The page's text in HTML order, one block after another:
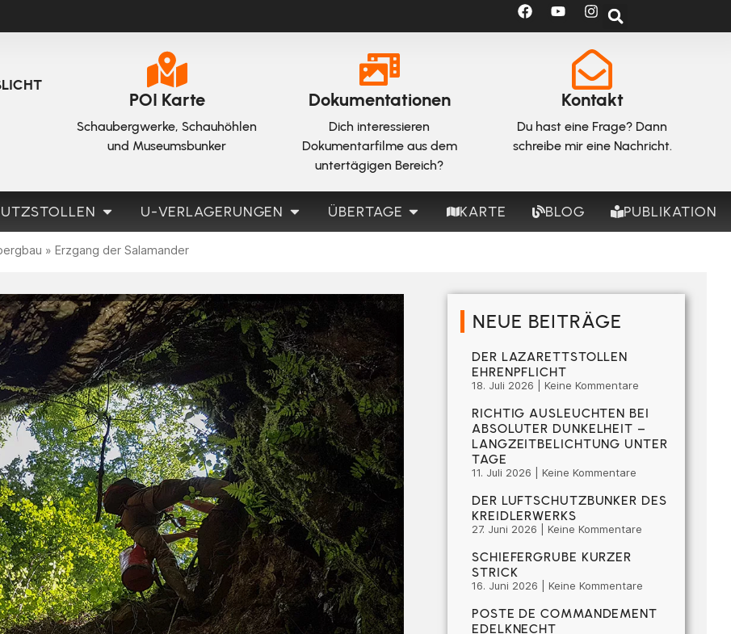
POI Karte
Schaubergwerke, Schauhöhlen
und Museumsbunker
Dokumentationen
Dich interessieren
Dokumentarfilme aus dem
untertägigen Bereich?
Kontakt
Du hast eine Frage? Dann
schreibe mir eine Nachricht.
U-VERLAGERUNGEN ÜBERTAGE KARTE BLOG PUBLIKATION
» Erzgang der Salamander
NEUE BEITRÄGE
DER LAZARETTSTOLLEN
EHRENPFLICHT
18. Juli 2026 Keine Kommentare
RICHTIG AUSLEUCHTEN BEI
ABSOLUTER DUNKELHEIT –
LANGZEITBELICHTUNG UNTER
TAGE
11. Juli 2026 Keine Kommentare
DER LUFTSCHUTZBUNKER DES
KREIDLERWERKS
27. Juni 2026 Keine Kommentare
SCHIEFERGRUBE KURZER
STRICK
16. Juni 2026 Keine Kommentare
POSTE DE COMMANDEMENT
EDELKNECHT